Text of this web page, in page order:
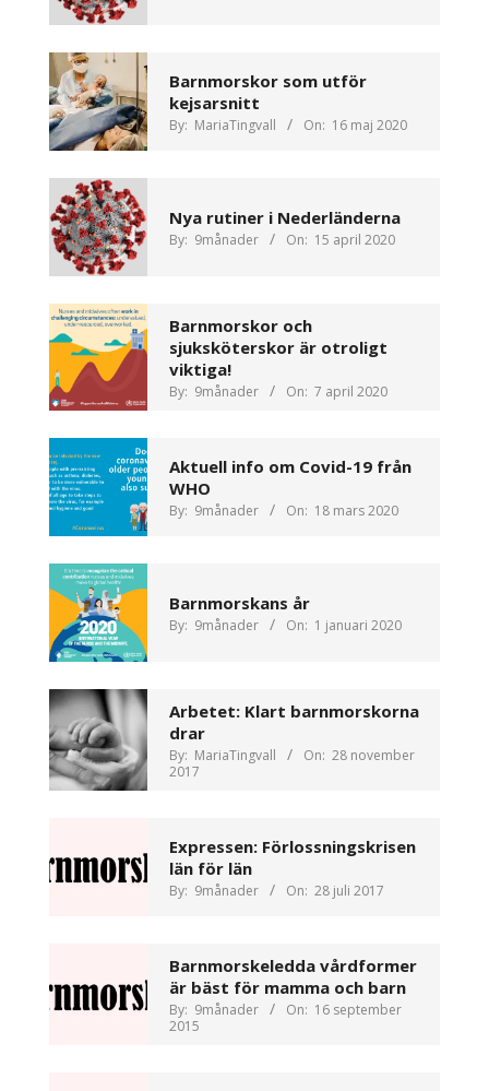
Barnmorskor som utför
kejsarsnitt
By: MariaTingvall On: 16 maj 2020
Nya rutiner i Nederländerna
By: 9månader On: 15 april 2020
Barnmorskor och
sjuksköterskor är otroligt
viktiga!
By: 9månader On: 7 april 2020
Aktuell info om Covid-19 från
WHO
By: 9månader On: 18 mars 2020
Barnmorskans år
By: 9månader On: 1 januari 2020
Arbetet: Klart barnmorskorna
drar
By: MariaTingvall On: 28 november
2017
Expressen: Förlossningskrisen
län för län
By: 9månader On: 28 juli 2017
Barnmorskeledda vårdformer
är bäst för mamma och barn
By: 9månader On: 16 september
2015